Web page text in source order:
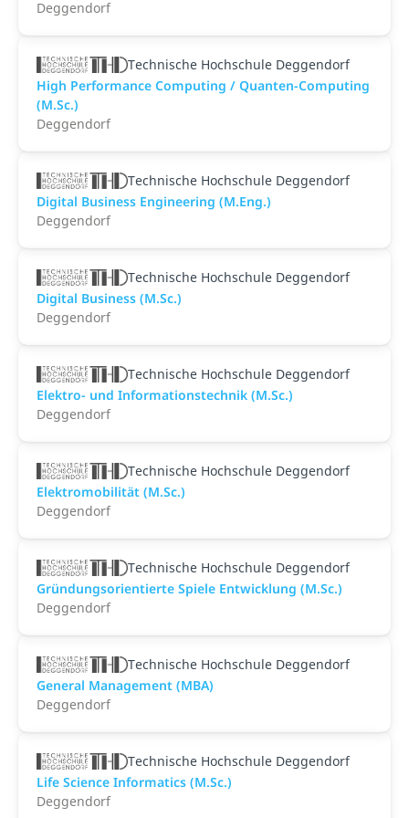
Deggendorf
Technische Hochschule Deggendorf
High Performance Computing / Quanten-Computing
(M.Sc.)
Deggendorf
Technische Hochschule Deggendorf
Digital Business Engineering (M.Eng.)
Deggendorf
Technische Hochschule Deggendorf
Digital Business (M.Sc.)
Deggendorf
Technische Hochschule Deggendorf
Elektro- und Informationstechnik (M.Sc.)
Deggendorf
Technische Hochschule Deggendorf
Elektromobilität (M.Sc.)
Deggendorf
Technische Hochschule Deggendorf
Gründungsorientierte Spiele Entwicklung (M.Sc.)
Deggendorf
Technische Hochschule Deggendorf
General Management (MBA)
Deggendorf
Technische Hochschule Deggendorf
Life Science Informatics (M.Sc.)
Deggendorf